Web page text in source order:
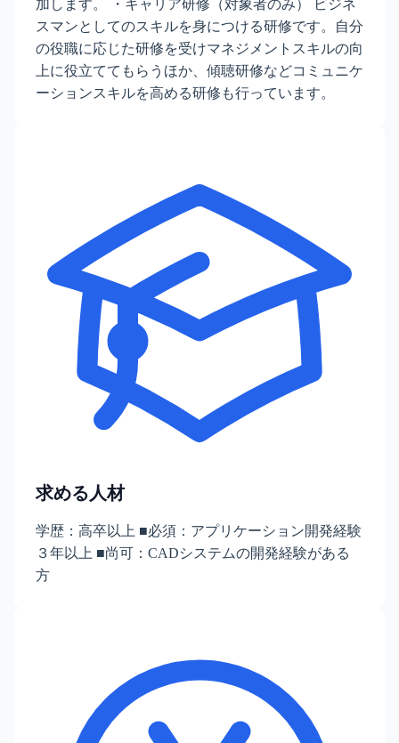
加します。 ・キャリア研修（対象者のみ） ビジネ
スマンとしてのスキルを身につける研修です。自分
の役職に応じた研修を受けマネジメントスキルの向
上に役立ててもらうほか、傾聴研修などコミュニケ
ーションスキルを高める研修も行っています。
求める人材
学歴：高卒以上 ■必須：アプリケーション開発経験
３年以上 ■尚可：CADシステムの開発経験がある
方